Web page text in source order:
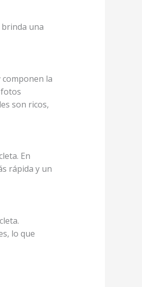
una
la
son ricos,
En
rápida y un
lo que